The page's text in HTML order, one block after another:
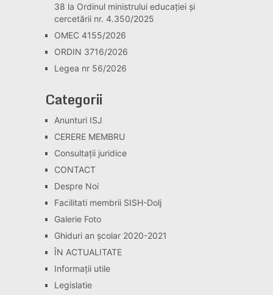
38 la Ordinul ministrului educației și
cercetării nr. 4.350/2025
OMEC 4155/2026
ORDIN 3716/2026
Legea nr 56/2026
Categorii
Anunturi ISJ
CERERE MEMBRU
Consultaţii juridice
CONTACT
Despre Noi
Facilitati membrii SISH-Dolj
Galerie Foto
Ghiduri an școlar 2020-2021
ÎN ACTUALITATE
Informaţii utile
Legislatie